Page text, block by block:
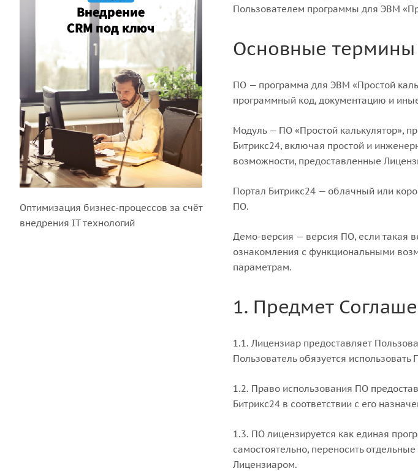
Пользователем программы для ЭВМ
Основные термины
ПО — программа для ЭВМ «Простой
программный код, документацию и
Модуль — ПО «Простой калькулятор»,
Битрикс24, включая простой и
возможности, предоставленные
Портал Битрикс24 — облачный или
ПО.
Демо-версия — версия ПО, если такая
ознакомления с функциональными
параметрам.
1. Предмет
1.1. Лицензиар предоставляет
Пользователь обязуется
1.2. Право использования ПО
Битрикс24 в соответствии с его
1.3. ПО лицензируется как единая
самостоятельно, переносить
Лицензиаром.
Оптимизация бизнес-процессов за счёт
внедрения IT технологий